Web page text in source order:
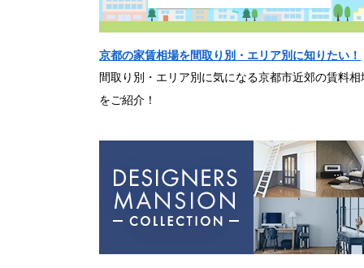
京都の家賃相場を間取り別・エリア別に知りたい！
間取り別・エリア別に気になる京都市近郊の賃料相
をご紹介！